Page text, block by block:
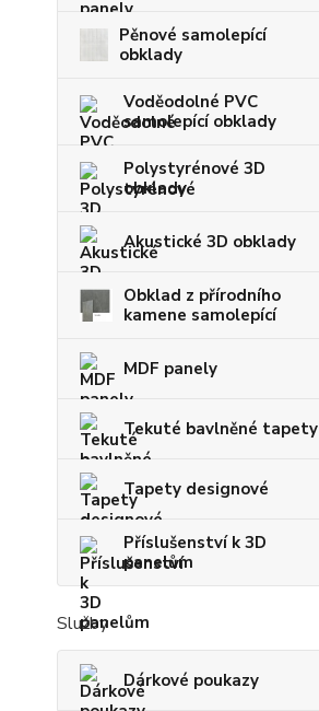
Pěnové samolepící
obklady
Voděodolné PVC
samolepící obklady
Polystyrénové 3D
obklady
Akustické 3D obklady
Obklad z přírodního
kamene samolepící
MDF panely
Tekuté bavlněné tapety
Tapety designové
Příslušenství k 3D
panelům
Služby
Dárkové poukazy